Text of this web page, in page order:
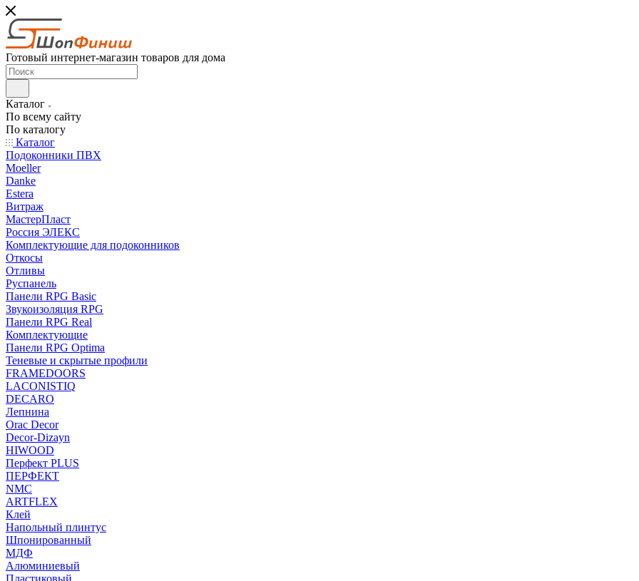
Готовый интернет-магазин товаров для дома
Каталог
По всему сайту
По каталогу
Каталог
Подоконники ПВХ
Moeller
Danke
Estera
Витраж
МастерПласт
Россия ЭЛЕКС
Комплектующие для подоконников
Откосы
Отливы
Руспанель
Панели RPG Basic
Звукоизоляция RPG
Панели RPG Real
Комплектующие
Панели RPG Optima
Теневые и скрытые профили
FRAMEDOORS
LACONISTIQ
DECARO
Лепнина
Orac Decor
Decor-Dizayn
HIWOOD
Перфект PLUS
ПЕРФЕКТ
NMC
ARTFLEX
Клей
Напольный плинтус
Шпонированный
МДФ
Алюминиевый
Пластиковый